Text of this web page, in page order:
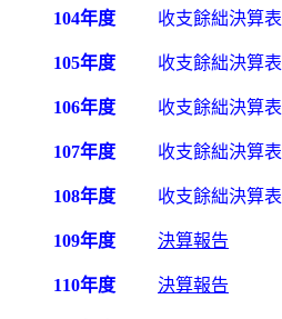
104年度
105年度
106年度
107年度
108年度
109年度
110年度
收支餘絀決算表
收支餘絀決算表
收支餘絀決算表
收支餘絀決算表
收支餘絀決算表
決算報告
決算報告